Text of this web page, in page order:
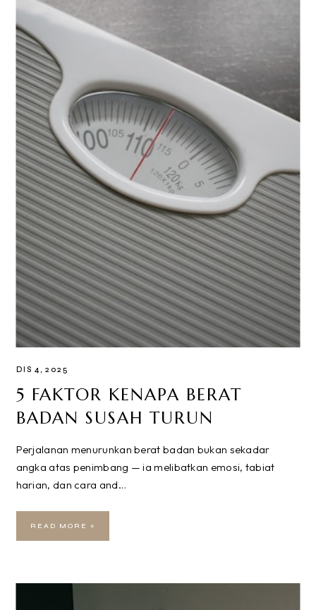
DIS 4, 2025
5 FAKTOR KENAPA BERAT
BADAN SUSAH TURUN
Perjalanan menurunkan berat badan bukan sekadar
angka atas penimbang — ia melibatkan emosi, tabiat
harian, dan cara and…
READ MORE »